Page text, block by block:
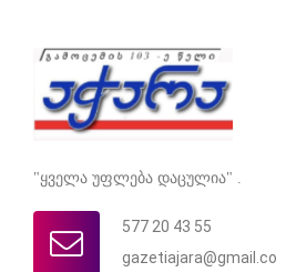
"ყველა უფლება დაცულია" .
577 20 43 55
gazetiajara@gmail.co